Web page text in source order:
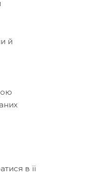
й
в її